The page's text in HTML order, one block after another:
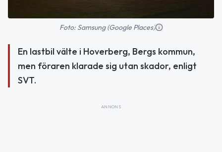
Foto: Samsung (Google Places)
En lastbil välte i Hoverberg, Bergs kommun,
men föraren klarade sig utan skador, enligt
SVT.
ANNONS